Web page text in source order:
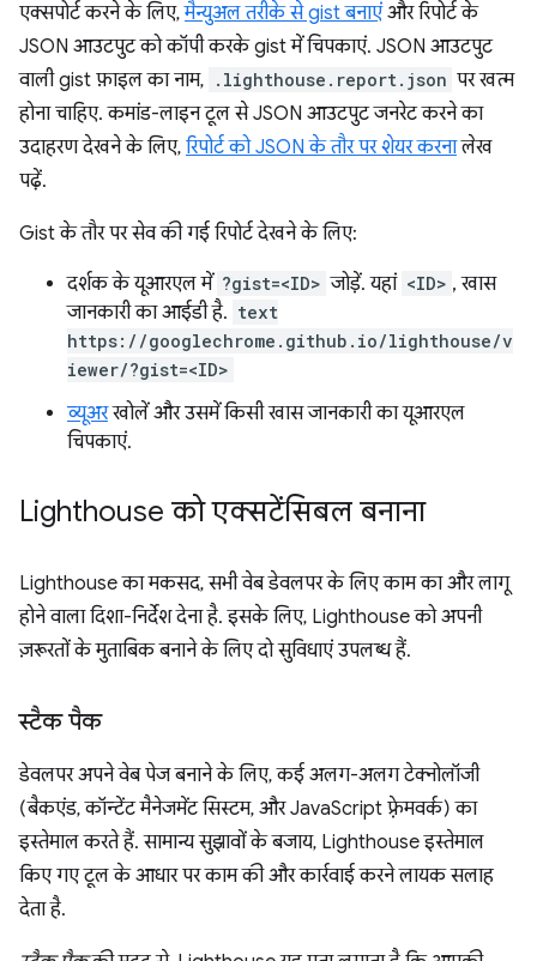
एक्सपोर्ट करने के लिए,मैन्युअल तरीके से gist बनाएंऔर रिपोर्ट के
JSON आउटपुट को कॉपी करके gist में चिपकाएं. JSON आउटपुट
वाली gist फ़ाइल का नाम, .lighthouse.report.json पर खत्म
होना चाहिए. कमांड-लाइन टूल से JSON आउटपुट जनरेट करने का
उदाहरण देखने के लिए, रिपोर्ट को JSON के तौर पर शेयर करनालेख
पढ़ें.
Gist के तौर पर सेव की गई रिपोर्ट देखने के लिए:
दर्शक के यूआरएल में ?gist=<ID> जोड़ें. यहां <ID> , खास
जानकारी का आईडी है. text
https://googlechrome.github.io/lighthouse/v
iewer/?gist=<ID>
व्यूअरखोलें और उसमें किसी खास जानकारी का यूआरएल
चिपकाएं.
Lighthouse को एक्सटेंसिबल बनाना
Lighthouse का मकसद, सभी वेब डेवलपर के लिए काम का और लागू
होने वाला दिशा-निर्देश देना है. इसके लिए, Lighthouse को अपनी
ज़रूरतों के मुताबिक बनाने के लिए दो सुविधाएं उपलब्ध हैं.
स्टैक पैक
डेवलपर अपने वेब पेज बनाने के लिए, कई अलग-अलग टेक्नोलॉजी
(बैकएंड, कॉन्टेंट मैनेजमेंट सिस्टम, और JavaScript फ़्रेमवर्क) का
इस्तेमाल करते हैं. सामान्य सुझावों के बजाय, Lighthouse इस्तेमाल
किए गए टूल के आधार पर काम की और कार्रवाई करने लायक सलाह
देता है.